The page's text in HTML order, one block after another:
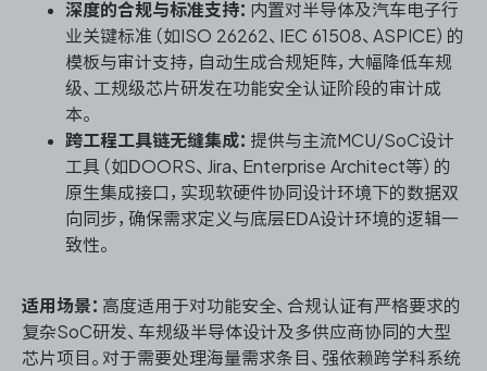
深度的合规与标准支持： 内置对半导体及汽车电子行
业关键标准（如ISO 26262、IEC 61508、ASPICE）的
模板与审计支持，自动生成合规矩阵，大幅降低车规
级、工规级芯片研发在功能安全认证阶段的审计成
本。
跨工程工具链无缝集成： 提供与主流MCU/SoC设计
工具（如DOORS、Jira、Enterprise Architect等）的
原生集成接口，实现软硬件协同设计环境下的数据双
向同步，确保需求定义与底层EDA设计环境的逻辑一
致性。
适用场景： 高度适用于对功能安全、合规认证有严格要求的
复杂SoC研发、车规级半导体设计及多供应商协同的大型
芯片项目。对于需要处理海量需求条目、强依赖跨学科系统